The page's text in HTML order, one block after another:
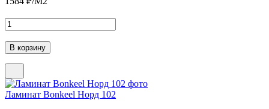
Ламинат Bonkeel Норд 102